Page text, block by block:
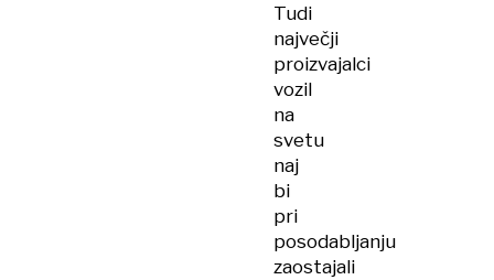
Tudi
največji
proizvajalci
vozil
na
svetu
naj
bi
pri
posodabljanju
zaostajali